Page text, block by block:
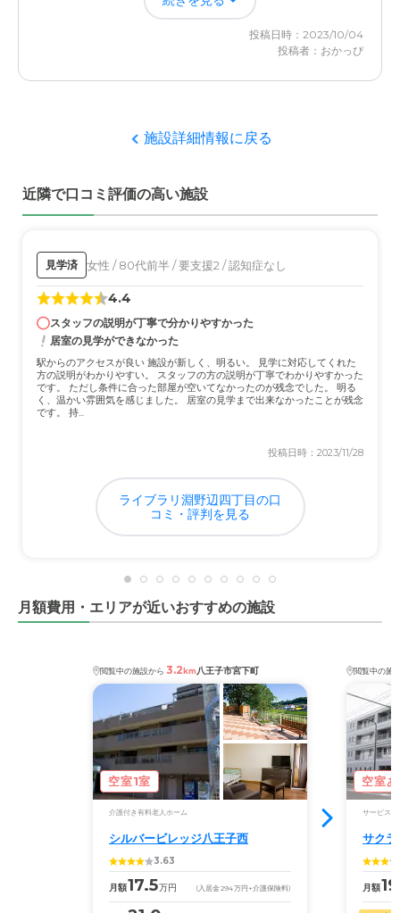
充実したサービスの分は、料金もかかるといった印象。も
れていったので満足している。
職員・スタッフ・他入居者の雰囲気について
のスタッフに会ったわけではない。
少し老朽化している様に感じるが、入居前に手直しをした
ことで、少しは良くなったっ感じた。
介護医療サービスについて
まだ実際にはサービスは受けていないのですが、隣に病院
があるので安心をしています。
近隣環境や交通アクセスについて
料金費用について
あみり比較をしたわけで無く相場がよくわからないが、結
投稿日時：2023/10/04
投稿者：おかっぴ
施設詳細情報に戻る
近隣で口コミ評価の高い施設
見学済 女性 / 80代前半 / 要支援2 / 認知症なし
4.4
スタッフの説明が丁寧で分かりやすかった
居室の見学ができなかった
駅からのアクセスが良い 施設が新しく、明るい。 見学に対応してくれた
方の説明がわかりやすい。 スタッフの方の説明が丁寧でわかりやすかった
です。 ただし条件に合った部屋が空いてなかったのが残念でした。 明る
く、温かい雰囲気を感じました。 居室の見学まで出来なかったことが残念
です。 持...
投稿日時：2023/11/28
ライブラリ淵野辺四丁目の口
コミ・評判を見る
月額費用・エリアが近いおすすめの施設
閲覧中の施設から 3.2km八王子市宮下町
空室1室
介護付き有料老人ホーム
シルバービレッジ八王子西
3.63
月額17.5万円 (入居金294万円 +介護保険料)
閲覧中の施
空室
サービス付
サク
月額